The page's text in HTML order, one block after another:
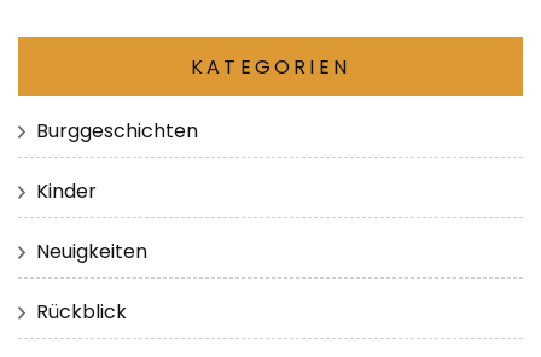
KATEGORIEN
Burggeschichten
Kinder
Neuigkeiten
Rückblick